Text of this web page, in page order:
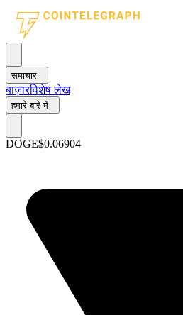
समाचार
बाज़ारविशेष लेख
हमारे बारे में
DOGE$0.06904